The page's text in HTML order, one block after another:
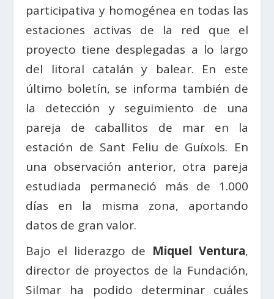
participativa y homogénea en todas las
estaciones activas de la red que el
proyecto tiene desplegadas a lo largo
del litoral catalán y balear. En este
último boletín, se informa también de
la detección y seguimiento de una
pareja de caballitos de mar en la
estación de Sant Feliu de Guíxols. En
una observación anterior, otra pareja
estudiada permaneció más de 1.000
días en la misma zona, aportando
datos de gran valor.
Bajo el liderazgo de Miquel Ventura,
director de proyectos de la Fundación,
Silmar ha podido determinar cuáles